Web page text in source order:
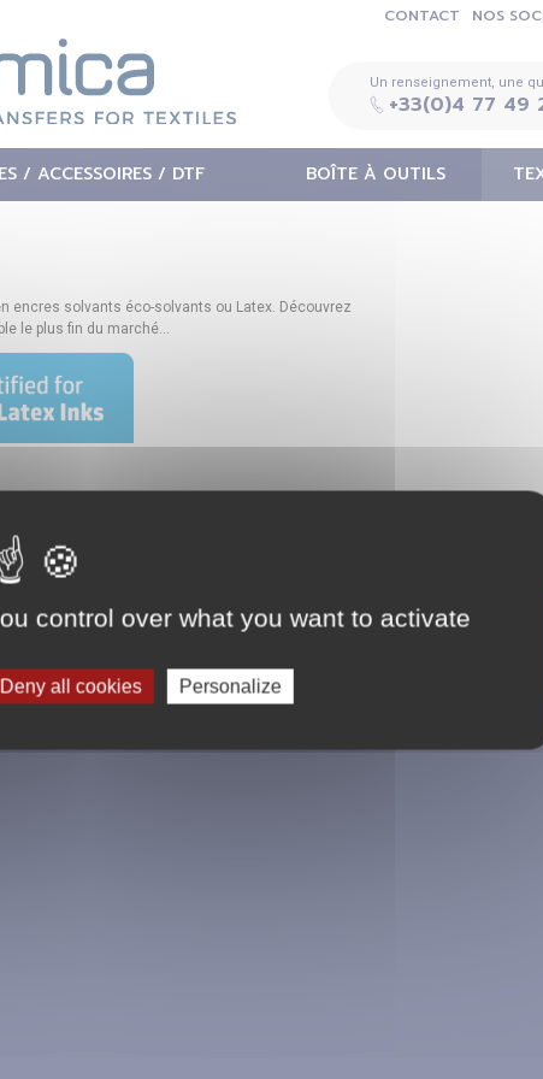
NOS
CONTACT
Un renseignement, une
+33(0)4 77 49
/ ACCESSOIRES / DTF BOÎTE À OUTILS
encres solvants éco-solvants ou Latex. Découvrez
le plus fin du marché…
control over what you want to activate
Deny all cookies Personalize